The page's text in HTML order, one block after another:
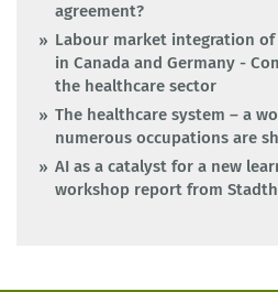
agreement?
Labour market integration
in Canada and Germany -
the healthcare sector
The healthcare system – a
numerous occupations are
AI as a catalyst for a new
workshop report from